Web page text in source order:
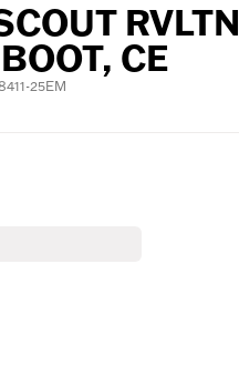
RVLTN
CE
25EM